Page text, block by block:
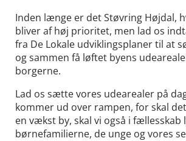
Inden længe er det Støvring Højdal,
bliver af høj prioritet, men lad os
fra De Lokale udviklingsplaner til at
og sammen få løftet byens
borgerne.
Lad os sætte vores udearealer på
kommer ud over rampen, for skal
en vækst by, skal vi også i fællesskab
børnefamilierne, de unge og vores